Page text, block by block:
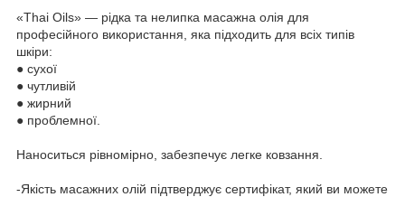
«Thai Oils» — рідка та нелипка масажна олія для
професійного використання, яка підходить для всіх типів
шкіри:
● сухої
● чутливій
● жирний
● проблемної.
Наноситься рівномірно, забезпечує легке ковзання.
-Якість масажних олій підтверджує сертифікат, який ви можете